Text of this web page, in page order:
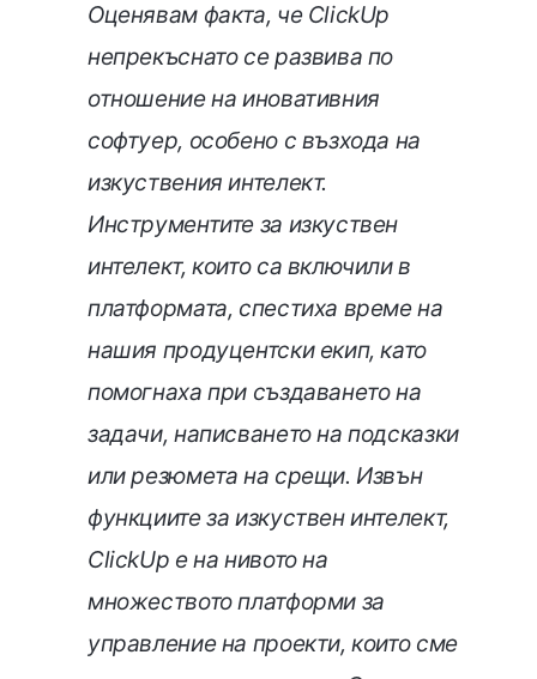
Оценявам факта, че ClickUp
непрекъснато се развива по
отношение на иновативния
софтуер, особено с възхода на
изкуствения интелект.
Инструментите за изкуствен
интелект, които са включили в
платформата, спестиха време на
нашия продуцентски екип, като
помогнаха при създаването на
задачи, написването на подсказки
или резюмета на срещи. Извън
функциите за изкуствен интелект,
ClickUp е на нивото на
множеството платформи за
управление на проекти, които сме